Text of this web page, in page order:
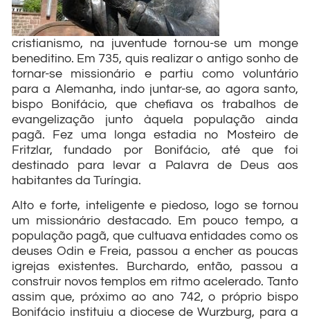
cristianismo, na juventude tornou-se um monge
beneditino. Em 735, quis realizar o antigo sonho de
tornar-se missionário e partiu como voluntário
para a Alemanha, indo juntar-se, ao agora santo,
bispo Bonifácio, que chefiava os trabalhos de
evangelização junto àquela população ainda
pagã. Fez uma longa estadia no Mosteiro de
Fritzlar, fundado por Bonifácio, até que foi
destinado para levar a Palavra de Deus aos
habitantes da Turíngia.
Alto e forte, inteligente e piedoso, logo se tornou
um missionário destacado. Em pouco tempo, a
população pagã, que cultuava entidades como os
deuses Odin e Freia, passou a encher as poucas
igrejas existentes. Burchardo, então, passou a
construir novos templos em ritmo acelerado. Tanto
assim que, próximo ao ano 742, o próprio bispo
Bonifácio instituiu a diocese de Wurzburg, para a